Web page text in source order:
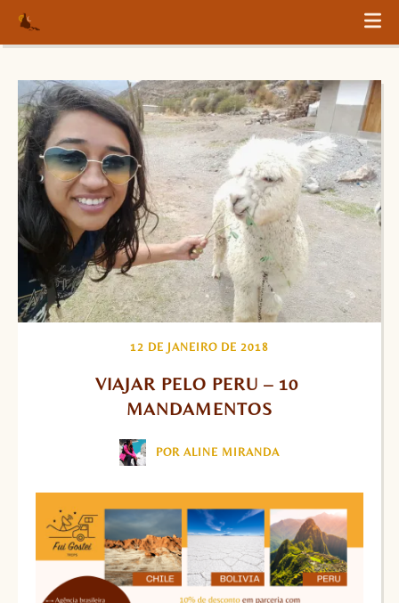
12 DE JANEIRO DE 2018
VIAJAR PELO PERU – 10
MANDAMENTOS
POR ALINE MIRANDA